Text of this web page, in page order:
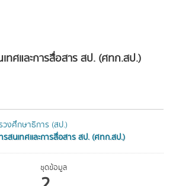
เทศและการสื่อสาร สป. (ศทก.สป.)
งศึกษาธิการ (สป.)
รสนเทศและการสื่อสาร สป. (ศทก.สป.)
ชุดข้อมูล